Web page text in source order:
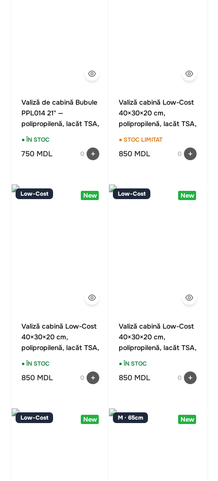
Valiză de cabină Bubule
PPL014 21" —
polipropilenă, lacăt TSA,
culoare portocalie
● ÎN STOC
750 MDL 0
Valiză cabină Low-Cost
40×30×20 cm,
polipropilenă, lacăt TSA,
● STOC LIMITAT
850 MDL 0
Low-Cost New
Valiză cabină Low-Cost
40×30×20 cm,
polipropilenă, lacăt TSA,
4 roți duble, gri
● ÎN STOC
850 MDL 0
Low-Cost New
Valiză cabină Low-Cost
40×30×20 cm,
polipropilenă, lacăt TSA,
4 roți duble, culoare
● ÎN STOC
850 MDL 0
Low-Cost New M · 65cm New